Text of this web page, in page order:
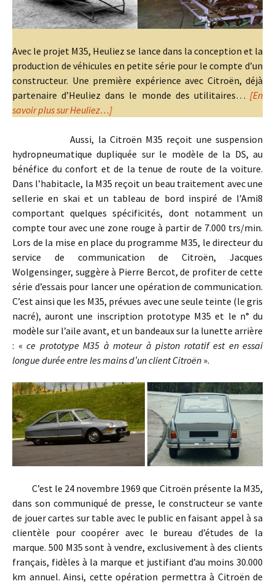
Avec le projet M35, Heuliez se lance dans la conception et la
production de véhicules en petite série pour le compte d’un
constructeur. Une première expérience avec Citroën, déjà
partenaire d’Heuliez dans le monde des utilitaires… [En
savoir plus sur Heuliez…]
Aussi, la Citroën M35 reçoit une suspension
hydropneumatique dupliquée sur le modèle de la DS, au
bénéfice du confort et de la tenue de route de la voiture.
Dans l’habitacle, la M35 reçoit un beau traitement avec une
sellerie en skai et un tableau de bord inspiré de l’Ami8
comportant quelques spécificités, dont notamment un
compte tour avec une zone rouge à partir de 7.000 trs/min.
Lors de la mise en place du programme M35, le directeur du
service de communication de Citroën, Jacques
Wolgensinger, suggère à Pierre Bercot, de profiter de cette
série d’essais pour lancer une opération de communication.
C’est ainsi que les M35, prévues avec une seule teinte (le gris
nacré), auront une inscription prototype M35 et le n° du
modèle sur l’aile avant, et un bandeaux sur la lunette arrière
: « ce prototype M35 à moteur à piston rotatif est en essai
longue durée entre les mains d’un client Citroën ».
C’est le 24 novembre 1969 que Citroën présente la M35,
dans son communiqué de presse, le constructeur se vante
de jouer cartes sur table avec le public en faisant appel à sa
clientèle pour coopérer avec le bureau d’études de la
marque. 500 M35 sont à vendre, exclusivement à des clients
français, fidèles à la marque et justifiant d’au moins 30.000
km annuel. Ainsi, cette opération permettra à Citroën de